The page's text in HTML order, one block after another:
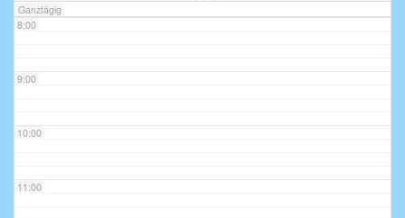
Ganztägig
8:00
9:00
10:00
11:00